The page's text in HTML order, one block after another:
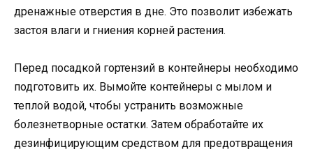
дренажные отверстия в дне. Это позволит избежать
застоя влаги и гниения корней растения.
Перед посадкой гортензий в контейнеры необходимо
подготовить их. Вымойте контейнеры с мылом и
теплой водой, чтобы устранить возможные
болезнетворные остатки. Затем обработайте их
дезинфицирующим средством для предотвращения